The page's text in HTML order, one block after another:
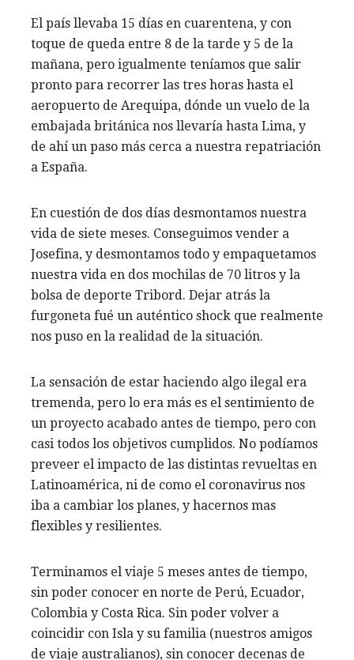
El país llevaba 15 días en cuarentena, y con
toque de queda entre 8 de la tarde y 5 de la
mañana, pero igualmente teníamos que salir
pronto para recorrer las tres horas hasta el
aeropuerto de Arequipa, dónde un vuelo de la
embajada británica nos llevaría hasta Lima, y
de ahí un paso más cerca a nuestra repatriación
a España.
En cuestión de dos días desmontamos nuestra
vida de siete meses. Conseguimos vender a
Josefina, y desmontamos todo y empaquetamos
nuestra vida en dos mochilas de 70 litros y la
bolsa de deporte Tribord. Dejar atrás la
furgoneta fué un auténtico shock que realmente
nos puso en la realidad de la situación.
La sensación de estar haciendo algo ilegal era
tremenda, pero lo era más es el sentimiento de
un proyecto acabado antes de tiempo, pero con
casi todos los objetivos cumplidos. No podíamos
preveer el impacto de las distintas revueltas en
Latinoamérica, ni de como el coronavirus nos
iba a cambiar los planes, y hacernos mas
flexibles y resilientes.
Terminamos el viaje 5 meses antes de tiempo,
sin poder conocer en norte de Perú, Ecuador,
Colombia y Costa Rica. Sin poder volver a
coincidir con Isla y su familia (nuestros amigos
de viaje australianos), sin conocer decenas de